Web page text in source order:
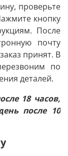
проверьте
кнопку
После
почту
принят. В
по
деталей.
18 часов,
после 10